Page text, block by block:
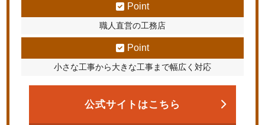
Point
職人直営の工務店
Point
小さな工事から大きな工事まで幅広く対応
公式サイトはこちら